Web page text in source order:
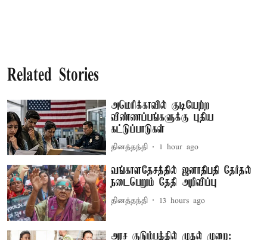
Related Stories
அமெரிக்காவில் குடியேற்ற
விண்ணப்பங்களுக்கு புதிய
கட்டுப்பாடுகள்
தினத்தந்தி 1 hour ago
வங்காளதேசத்தில் ஜனாதிபதி தேர்தல்
நடைபெறும் தேதி அறிவிப்பு
தினத்தந்தி 13 hours ago
அரச குடும்பத்தில் முதல் முறை: